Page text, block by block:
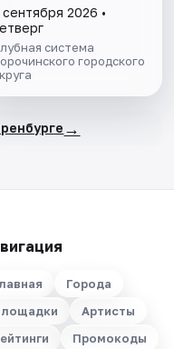
сентября 2026 •
система
городского
→
Города
Артисты
Промокоды